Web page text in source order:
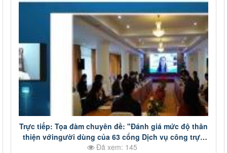
Trực tiếp: Tọa đàm chuyên đề: "Đánh giá mức độ thân
thiện vớingười dùng của 63 cổng Dịch vụ công trực
tuyến cấp tỉnh lần thứ nhất, năm 2023" p7
Đã xem: 145